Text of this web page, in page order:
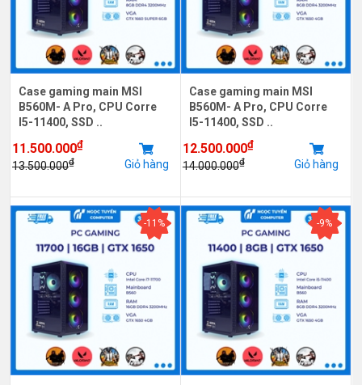
Case gaming main MSI
B560M- A Pro, CPU Corre
I5-11400, SSD ..
11.500.000₫
13.500.000₫ Giỏ hàng
Case gaming main MSI
B560M- A Pro, CPU Corre
I5-11400, SSD ..
12.500.000₫
14.000.000₫ Giỏ hàng
-11% -9%